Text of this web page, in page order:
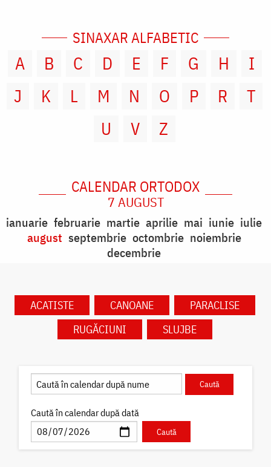
SINAXAR ALFABETIC
A B C D E F G H
I
J
K L M N O P R
T
U
V Z
CALENDAR ORTODOX
7 AUGUST
ianuarie februarie martie aprilie mai iunie iulie
august septembrie octombrie noiembrie
decembrie
ACATISTE CANOANE
PARACLISE
RUGĂCIUNI
SLUJBE
Caută în calendar după dată